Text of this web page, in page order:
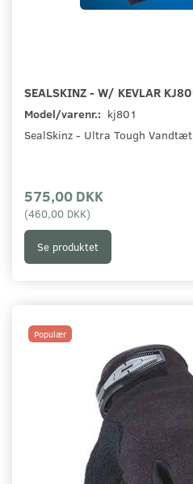
SEALSKINZ - W/ KEVLAR
Model/varenr.: kj801
SealSkinz - Ultra Tough
575,00 DKK
(460,00 DKK)
Se produktet
Populær